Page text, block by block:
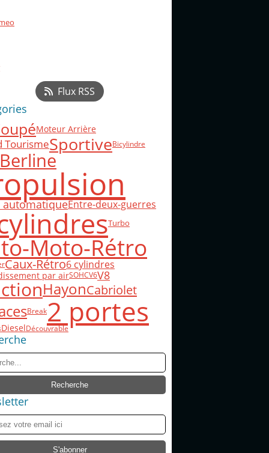
Flux RSS
Moteur Arrière
TourismeSportiveBicylindre
Berline
automatiqueEntre-deux-guerres
Turbo
Moto-Rétro
Caux-Rétro6 cylindres
par airSOHCV6V8
HayonCabriolet
Break2 portes
DieselDécouvrable